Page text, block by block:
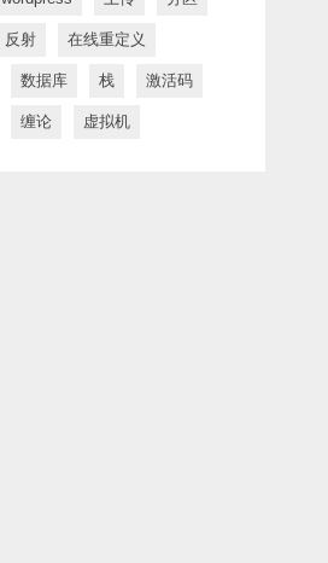
反射 在线重定义
数据库 栈 激活码
缠论 虚拟机